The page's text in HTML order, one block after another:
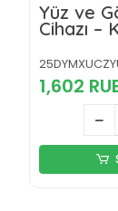
Yüz ve
Cihazı –
Karşıtı
Etki
1,602